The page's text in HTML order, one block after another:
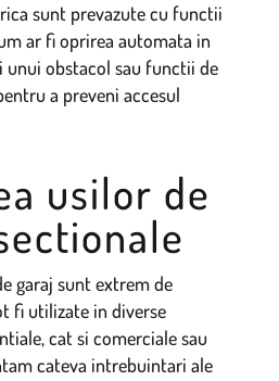
sunt prevazute cu functii
ar fi oprirea automata in
unui obstacol sau functii de
a preveni accesul
usilor de
garaj sunt extrem de
fi utilizate in diverse
cat si comerciale sau
cateva intrebuintari ale